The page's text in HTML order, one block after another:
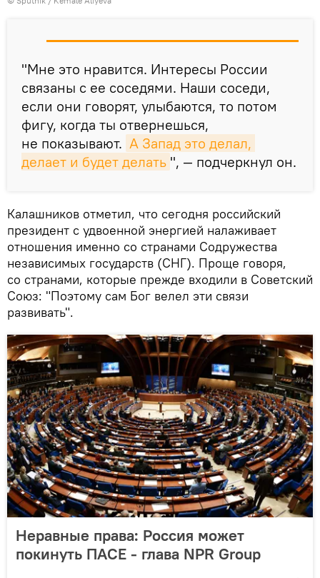
"Мне это нравится. Интересы России
связаны с ее соседями. Наши соседи,
если они говорят, улыбаются, то потом
фигу, когда ты отвернешься,
не показывают. А Запад это делал,
делает и будет делать ", — подчеркнул он.
Калашников отметил, что сегодня российский
президент с удвоенной энергией налаживает
отношения именно со странами Содружества
независимых государств (СНГ). Проще говоря,
со странами, которые прежде входили в Советский
Союз: "Поэтому сам Бог велел эти связи
развивать".
Неравные права: Россия может
покинуть ПАСЕ - глава NPR Group